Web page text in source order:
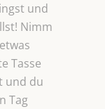
und
Nimm
Tasse
und du
Tag